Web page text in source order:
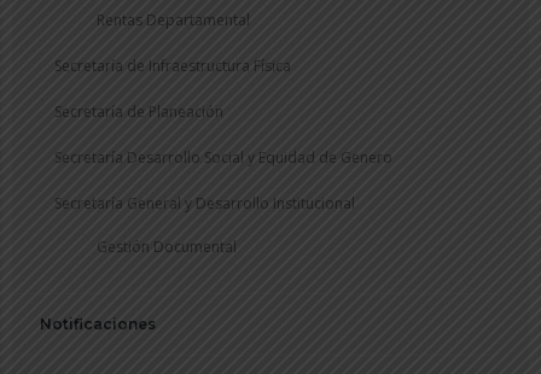
Rentas Departamental
Secretaría de Infraestructura Física
Secretaría de Planeación
Secretaría Desarrollo Social y Equidad de Genero
Secretaría General y Desarrollo Institucional
Gestión Documental
Notificaciones